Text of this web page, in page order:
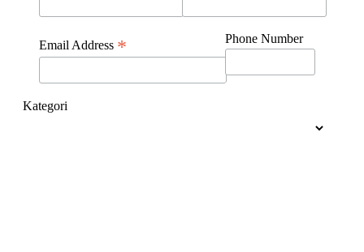
Email Address * Phone Number
Kategori